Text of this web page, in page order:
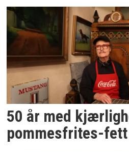
50 år med
pommesfrites-fett